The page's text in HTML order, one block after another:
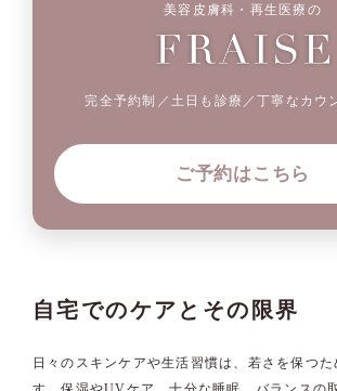
美容皮膚科・再生医療の
完全予約制／土日も診療／丁寧なカウ
ご予約はこちら
自宅でのケアとその限界
日々のスキンケアや生活習慣は、若さを保つた